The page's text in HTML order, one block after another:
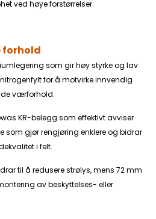
ved høye forstørrelser.
forhold
som gir høy styrke og lav
for å motvirke innvendig
værforhold.
KR-belegg som effektivt avviser
som gjør rengjøring enklere og bidrar
i felt.
til å redusere strølys, mens 72 mm
av beskyttelses- eller